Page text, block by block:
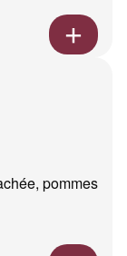
pommes